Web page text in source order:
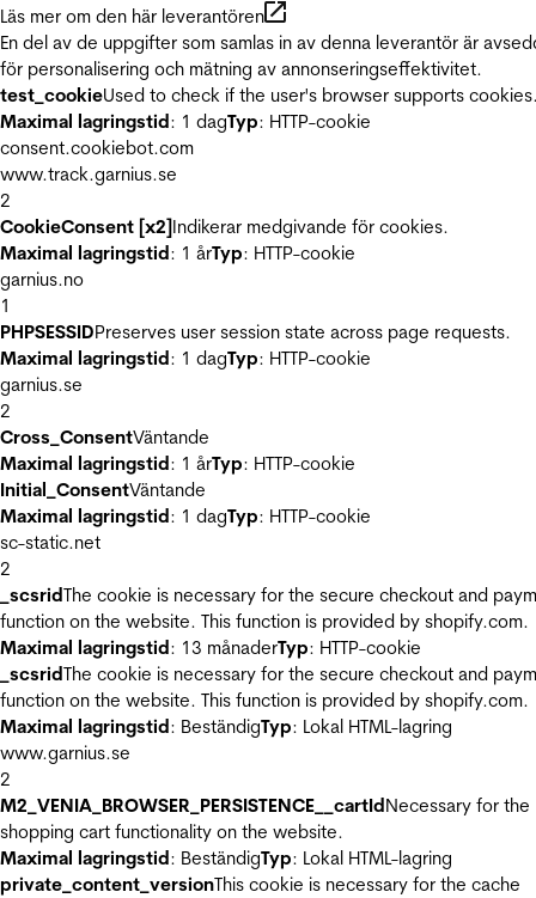
Läs mer om den här leverantören
En del av de uppgifter som samlas in av denna leverantör är
för personalisering och mätning av annonseringseffektivitet.
test_cookieUsed to check if the user's browser supports
Maximal lagringstid: 1 dagTyp: HTTP-cookie
consent.cookiebot.com
www.track.garnius.se
2
CookieConsent [x2]Indikerar medgivande för cookies.
Maximal lagringstid: 1 årTyp: HTTP-cookie
garnius.no
1
PHPSESSIDPreserves user session state across page requests.
Maximal lagringstid: 1 dagTyp: HTTP-cookie
garnius.se
2
Cross_ConsentVäntande
Maximal lagringstid: 1 årTyp: HTTP-cookie
Initial_ConsentVäntande
Maximal lagringstid: 1 dagTyp: HTTP-cookie
sc-static.net
2
_scsridThe cookie is necessary for the secure checkout and
function on the website. This function is provided by shopify.com.
Maximal lagringstid: 13 månaderTyp: HTTP-cookie
_scsridThe cookie is necessary for the secure checkout and
function on the website. This function is provided by shopify.com.
Maximal lagringstid: BeständigTyp: Lokal HTML-lagring
www.garnius.se
2
M2_VENIA_BROWSER_PERSISTENCE__cartIdNecessary for the
shopping cart functionality on the website.
Maximal lagringstid: BeständigTyp: Lokal HTML-lagring
private_content_versionThis cookie is necessary for the cache